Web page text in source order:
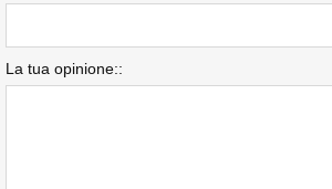
La tua opinione::